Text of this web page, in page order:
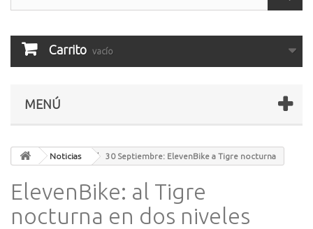
Carrito vacío
MENÚ
Noticias 30 Septiembre: ElevenBike a Tigre nocturna
ElevenBike: al Tigre
nocturna en dos niveles